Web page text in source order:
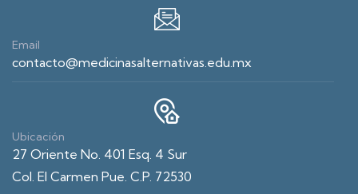
Email
contacto@medicinasalternativas.edu.mx
Ubicación
27 Oriente No. 401 Esq. 4 Sur
Col. El Carmen Pue. C.P. 72530